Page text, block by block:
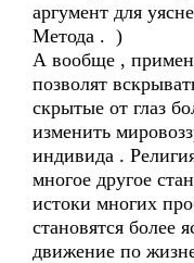
аргумент для
Метода . )
А вообще ,
позволят
скрытые от глаз
изменить
индивида .
многое другое
истоки многих
становятся более
движение по